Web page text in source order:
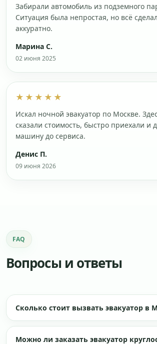
Забирали автомобиль из подземного
Ситуация была непростая, но всё
аккуратно.
Марина С.
02 июня 2025
★★★★★
Искал ночной эвакуатор по Москве.
сказали стоимость, быстро приехали и
машину до сервиса.
Денис П.
09 июня 2026
FAQ
Вопросы и ответы
Сколько стоит вызвать эвакуатор в
Можно ли заказать эвакуатор